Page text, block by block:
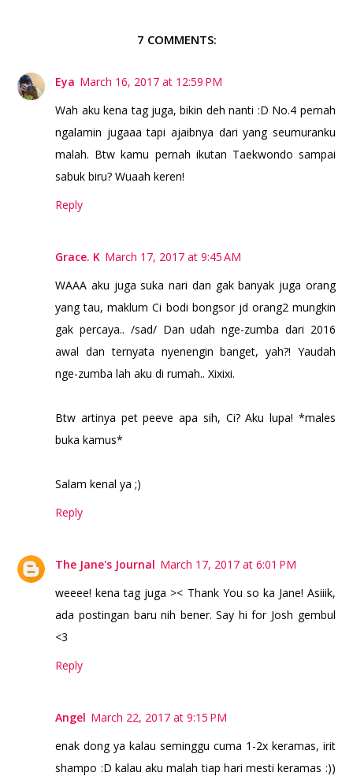
7 COMMENTS:
Eya March 16, 2017 at 12:59 PM
Wah aku kena tag juga, bikin deh nanti :D No.4 pernah
ngalamin jugaaa tapi ajaibnya dari yang seumuranku
malah. Btw kamu pernah ikutan Taekwondo sampai
sabuk biru? Wuaah keren!
Reply
Grace. K March 17, 2017 at 9:45 AM
WAAA aku juga suka nari dan gak banyak juga orang
yang tau, maklum Ci bodi bongsor jd orang2 mungkin
gak percaya.. /sad/ Dan udah nge-zumba dari 2016
awal dan ternyata nyenengin banget, yah?! Yaudah
nge-zumba lah aku di rumah.. Xixixi.
Btw artinya pet peeve apa sih, Ci? Aku lupa! *males
buka kamus*
Salam kenal ya ;)
Reply
The Jane's Journal March 17, 2017 at 6:01 PM
weeee! kena tag juga >< Thank You so ka Jane! Asiiik,
ada postingan baru nih bener. Say hi for Josh gembul
<3
Reply
Angel March 22, 2017 at 9:15 PM
enak dong ya kalau seminggu cuma 1-2x keramas, irit
shampo :D kalau aku malah tiap hari mesti keramas :))